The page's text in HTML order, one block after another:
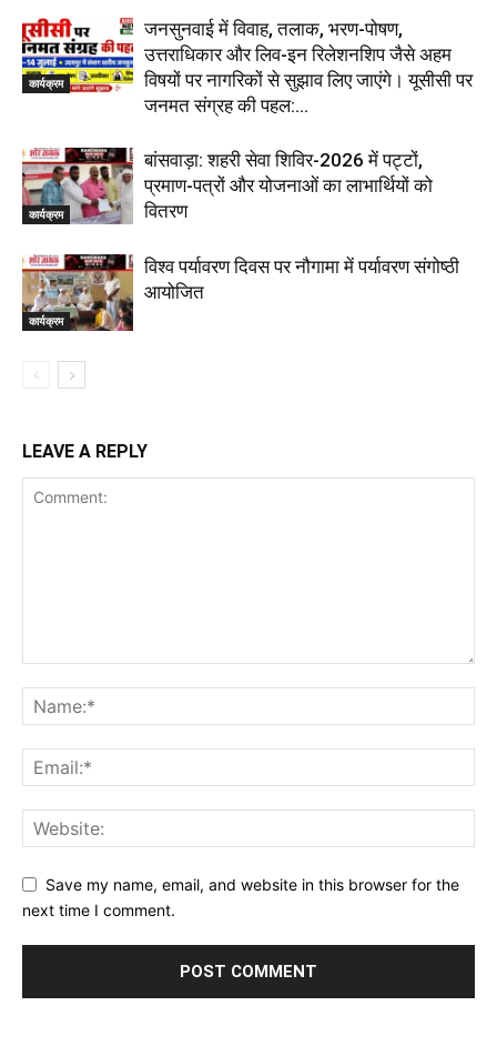
कार्यक्रम
जनसुनवाई में विवाह, तलाक, भरण-पोषण,
उत्तराधिकार और लिव-इन रिलेशनशिप जैसे अहम
विषयों पर नागरिकों से सुझाव लिए जाएंगे। यूसीसी पर
जनमत संग्रह की पहल:...
कार्यक्रम
बांसवाड़ा: शहरी सेवा शिविर-2026 में पट्टों,
प्रमाण-पत्रों और योजनाओं का लाभार्थियों को
वितरण
कार्यक्रम
विश्व पर्यावरण दिवस पर नौगामा में पर्यावरण संगोष्ठी
आयोजित
LEAVE A REPLY
Save my name, email, and website in this browser for the
next time I comment.